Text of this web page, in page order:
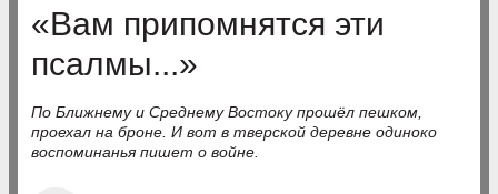
«Вам припомнятся эти
псалмы...»
По Ближнему и Среднему Востоку прошёл пешком,
проехал на броне. И вот в тверской деревне одиноко
воспоминанья пишет о войне.